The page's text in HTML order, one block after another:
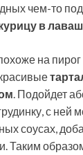
чем-то
в
на пирог
. Подойдет
с ней
соусах,
Таким